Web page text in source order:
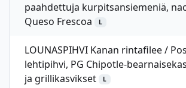
paahdettuja kurpitsansiemeniä,
Queso Frescoa
L
LOUNASPIHVI Kanan rintafilee /
lehtipihvi, PG Chipotle-
ja grillikasvikset
L